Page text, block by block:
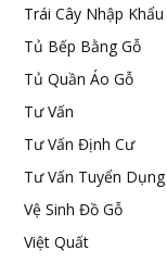
Trái Cây Nhập Khẩu
Tủ Bếp Bằng Gỗ
Tủ Quần Áo Gỗ
Tư Vấn
Tư Vấn Định Cư
Tư Vấn Tuyển Dụng
Vệ Sinh Đồ Gỗ
Việt Quất